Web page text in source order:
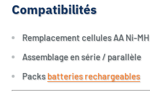
Compatibilités
Remplacement cellules AA Ni-MH
Assemblage en série / parallèle
Packs batteries rechargeables